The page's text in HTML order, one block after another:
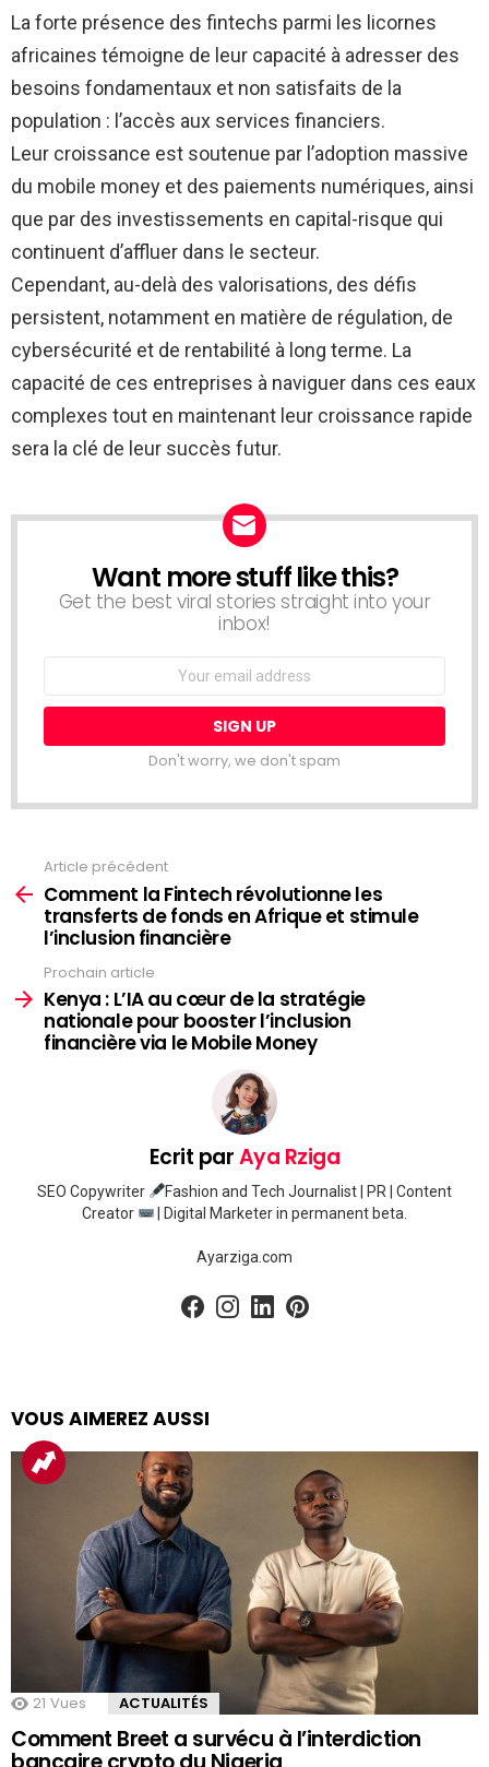
La forte présence des fintechs parmi les licornes
africaines témoigne de leur capacité à adresser des
besoins fondamentaux et non satisfaits de la
population : l’accès aux services financiers.
Leur croissance est soutenue par l’adoption massive
du mobile money et des paiements numériques, ainsi
que par des investissements en capital-risque qui
continuent d’affluer dans le secteur.
Cependant, au-delà des valorisations, des défis
persistent, notamment en matière de régulation, de
cybersécurité et de rentabilité à long terme. La
capacité de ces entreprises à naviguer dans ces eaux
complexes tout en maintenant leur croissance rapide
sera la clé de leur succès futur.
NEWSLETTER
Want more stuff like this?
Get the best viral stories straight into your
inbox!
Email
Don't worry, we don't spam
plus
Article précédent
Comment la Fintech révolutionne les
transferts de fonds en Afrique et stimule
l’inclusion financière
Prochain article
Kenya : L’IA au cœur de la stratégie
nationale pour booster l’inclusion
financière via le Mobile Money
Ecrit parAya Rziga
SEO Copywriter
Fashion and Tech Journalist | PR | Content
Creator
| Digital Marketer in permanent beta.
Ayarziga.com
VOUS AIMEREZ AUSSI
21 Vues ACTUALITÉS
Comment Breet a survécu à l’interdiction